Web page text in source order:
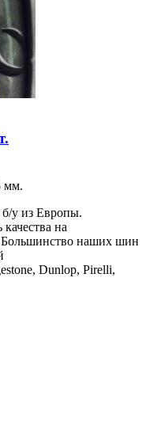
мм.
у из Европы.
на
Большинство наших шин
Dunlop, Pirelli,